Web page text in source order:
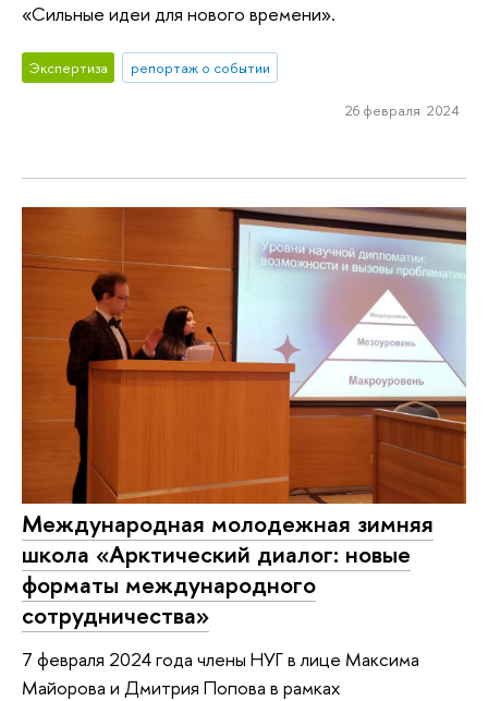
«Сильные идеи для нового времени».
Экспертиза репортаж о событии
26 февраля 2024
Международная молодежная зимняя
школа «Арктический диалог: новые
форматы международного
сотрудничества»
7 февраля 2024 года члены НУГ в лице Максима
Майорова и Дмитрия Попова в рамках